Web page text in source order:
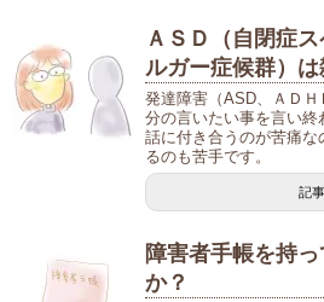
ＡＳＤ（自閉症
ルガー症候群）
発達障害（ASD、ＡＤ
分の言いたい事を言い
話に付き合うのが苦痛
るのも苦手です。
記
障害者手帳を持
か？